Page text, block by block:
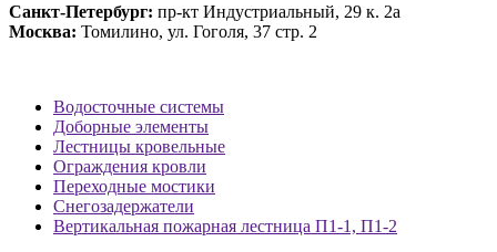
Санкт-Петербург: пр-кт Индустриальный, 29 к. 2а
Москва: Томилино, ул. Гоголя, 37 стр. 2
Водосточные системы
Доборные элементы
Лестницы кровельные
Ограждения кровли
Переходные мостики
Снегозадержатели
Вертикальная пожарная лестница П1-1, П1-2